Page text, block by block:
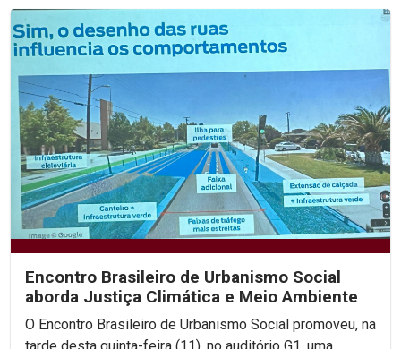
Encontro Brasileiro de Urbanismo Social
aborda Justiça Climática e Meio Ambiente
O Encontro Brasileiro de Urbanismo Social promoveu, na